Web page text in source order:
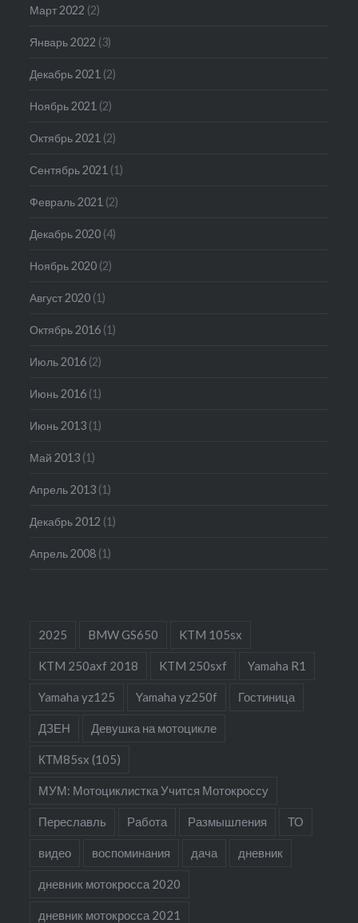
Март 2022 (2)
Январь 2022 (3)
Декабрь 2021 (2)
Ноябрь 2021 (2)
Октябрь 2021 (2)
Сентябрь 2021 (1)
Февраль 2021 (2)
Декабрь 2020 (4)
Ноябрь 2020 (2)
Август 2020 (1)
Октябрь 2016 (1)
Июль 2016 (2)
Июнь 2016 (1)
Июнь 2013 (1)
Май 2013 (1)
Апрель 2013 (1)
Декабрь 2012 (1)
Апрель 2008 (1)
2025 BMW GS650 KTM 105sx
KTM 250axf 2018 KTM 250sxf Yamaha R1
Yamaha yz125 Yamaha yz250f Гостиница
ДЗЕН Девушка на мотоцикле
КТМ85sx (105)
МУМ: Мотоциклистка Учится Мотокроссу
Переславль Работа Размышления ТО
видео воспоминания дача дневник
дневник мотокросса 2020
дневник мотокросса 2021